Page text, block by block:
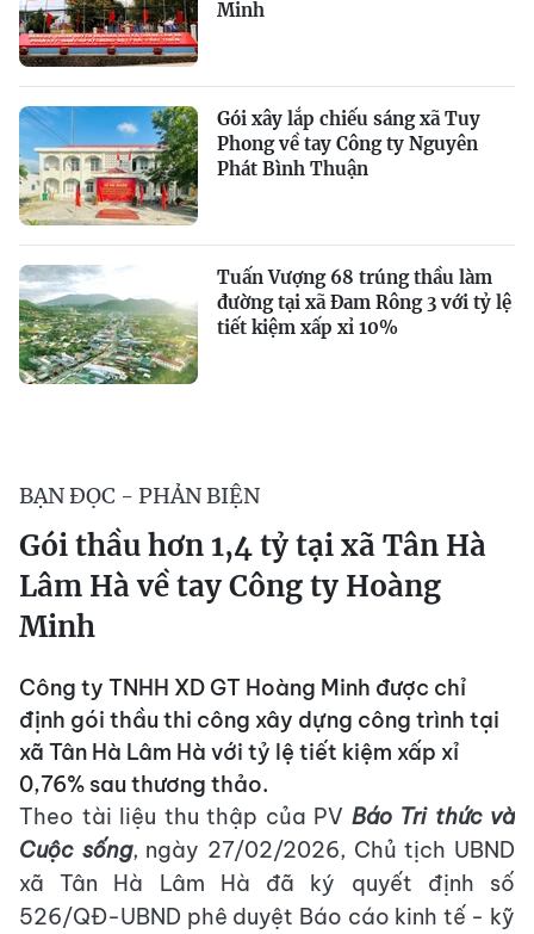
Minh
Gói xây lắp chiếu sáng xã Tuy
Phong về tay Công ty Nguyên
Phát Bình Thuận
Tuấn Vượng 68 trúng thầu làm
đường tại xã Đam Rông 3 với tỷ lệ
tiết kiệm xấp xỉ 10%
BẠN ĐỌC - PHẢN BIỆN
Gói thầu hơn 1,4 tỷ tại xã Tân Hà
Lâm Hà về tay Công ty Hoàng
Minh
Công ty TNHH XD GT Hoàng Minh được chỉ
định gói thầu thi công xây dựng công trình tại
xã Tân Hà Lâm Hà với tỷ lệ tiết kiệm xấp xỉ
0,76% sau thương thảo.
Theo tài liệu thu thập của PV Báo Tri thức và
Cuộc sống, ngày 27/02/2026, Chủ tịch UBND
xã Tân Hà Lâm Hà đã ký quyết định số
526/QĐ-UBND phê duyệt Báo cáo kinh tế - kỹ